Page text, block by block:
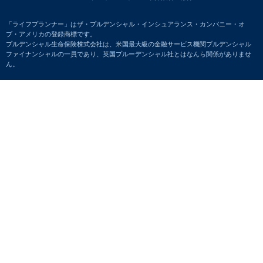
「ライフプランナー」はザ・プルデンシャル・インシュアランス・カンパニー・オ
ブ・アメリカの登録商標です。
プルデンシャル生命保険株式会社は、米国最大級の金融サービス機関プルデンシャル
ファイナンシャルの一員であり、英国プルーデンシャル社とはなんら関係がありませ
ん。